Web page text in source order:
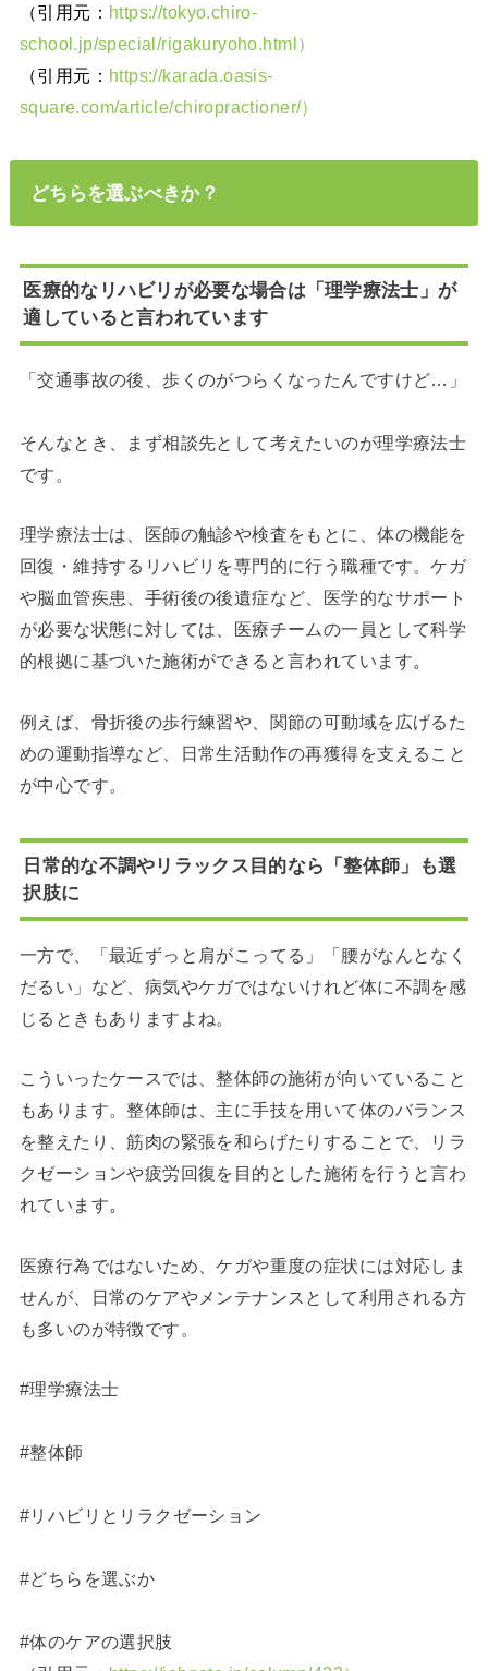
（引用元： https://tokyo.chiro-
school.jp/special/rigakuryoho.html）
（引用元： https://karada.oasis-
square.com/article/chiropractioner/）
どちらを選ぶべきか？
医療的なリハビリが必要な場合は「理学療法士」が
適していると言われています
「交通事故の後、歩くのがつらくなったんですけど…」
そんなとき、まず相談先として考えたいのが理学療法士
です。
理学療法士は、医師の触診や検査をもとに、体の機能を
回復・維持するリハビリを専門的に行う職種です。ケガ
や脳血管疾患、手術後の後遺症など、医学的なサポート
が必要な状態に対しては、医療チームの一員として科学
的根拠に基づいた施術ができると言われています。
例えば、骨折後の歩行練習や、関節の可動域を広げるた
めの運動指導など、日常生活動作の再獲得を支えること
が中心です。
日常的な不調やリラックス目的なら「整体師」も選
択肢に
一方で、「最近ずっと肩がこってる」「腰がなんとなく
だるい」など、病気やケガではないけれど体に不調を感
じるときもありますよね。
こういったケースでは、整体師の施術が向いていること
もあります。整体師は、主に手技を用いて体のバランス
を整えたり、筋肉の緊張を和らげたりすることで、リラ
クゼーションや疲労回復を目的とした施術を行うと言わ
れています。
医療行為ではないため、ケガや重度の症状には対応しま
せんが、日常のケアやメンテナンスとして利用される方
も多いのが特徴です。
#理学療法士
#整体師
#リハビリとリラクゼーション
#どちらを選ぶか
#体のケアの選択肢